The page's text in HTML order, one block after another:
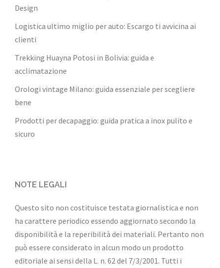
Design
Logistica ultimo miglio per auto: Escargo ti avvicina ai
clienti
Trekking Huayna Potosi in Bolivia: guida e
acclimatazione
Orologi vintage Milano: guida essenziale per scegliere
bene
Prodotti per decapaggio: guida pratica a inox pulito e
sicuro
NOTE LEGALI
Questo sito non costituisce testata giornalistica e non
ha carattere periodico essendo aggiornato secondo la
disponibilità e la reperibilità dei materiali. Pertanto non
può essere considerato in alcun modo un prodotto
editoriale ai sensi della L. n. 62 del 7/3/2001. Tutti i